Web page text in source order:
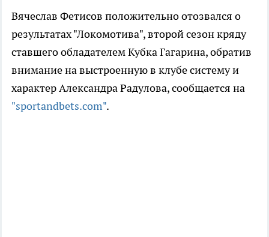
Вячеслав Фетисов положительно отозвался о
результатах "Локомотива", второй сезон кряду
ставшего обладателем Кубка Гагарина, обратив
внимание на выстроенную в клубе систему и
характер Александра Радулова, сообщается на
"sportandbets.com".